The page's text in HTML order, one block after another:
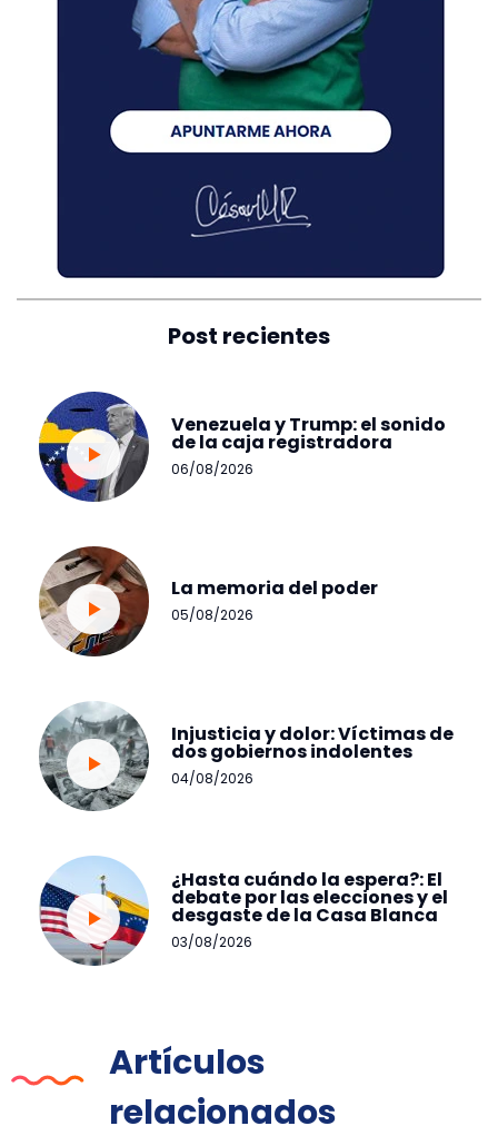
Post recientes
Venezuela y Trump: el sonido
de la caja registradora
06/08/2026
La memoria del poder
05/08/2026
Injusticia y dolor: Víctimas de
dos gobiernos indolentes
04/08/2026
¿Hasta cuándo la espera?: El
debate por las elecciones y el
desgaste de la Casa Blanca
03/08/2026
Artículos
relacionados